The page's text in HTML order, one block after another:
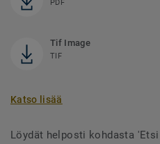
PDF
Tif Image
TIF
Katso lisää
Löydät helposti kohdasta